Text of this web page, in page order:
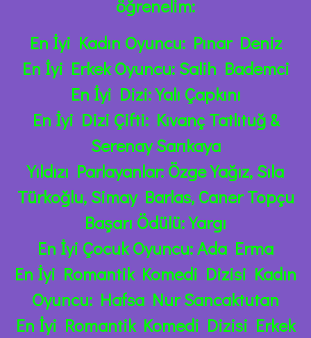
öğrenelim:
En İyi Kadın Oyuncu: Pınar Deniz
En İyi Erkek Oyuncu: Salih Bademci
En İyi Dizi: Yalı Çapkını
En İyi Dizi Çifti: Kıvanç Tatlıtuğ &
Serenay Sarıkaya
Yıldızı Parlayanlar: Özge Yağız, Sıla
Türkoğlu, Simay Barlas, Caner Topçu
Başarı Ödülü: Yargı
En İyi Çocuk Oyuncu: Ada Erma
En İyi Romantik Komedi Dizisi Kadın
Oyuncu: Hafsa Nur Sancaktutan
En İyi Romantik Komedi Dizisi Erkek